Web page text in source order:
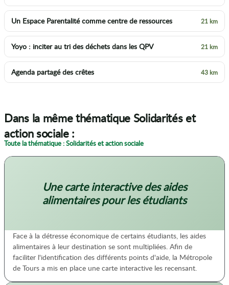
Un Espace Parentalité comme centre de ressources 21 km
Yoyo : inciter au tri des déchets dans les QPV 21 km
Agenda partagé des crêtes 43 km
Dans la même thématique Solidarités et
action sociale :
Toute la thématique : Solidarités et action sociale
Une carte interactive des aides
alimentaires pour les étudiants
Face à la détresse économique de certains étudiants, les aides
alimentaires à leur destination se sont multipliées. Afin de
faciliter l'identification des différents points d'aide, la Métropole
de Tours a mis en place une carte interactive les recensant.